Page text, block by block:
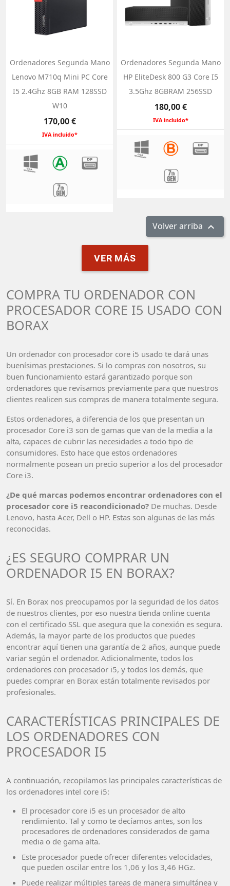
Ordenadores Segunda Mano
Lenovo M710q Mini PC Core
I5 2.4Ghz 8GB RAM 128SSD
W10
Precio
170,00 €
IVA incluido*
Ordenadores Segunda Mano
HP EliteDesk 800 G3 Core I5
3.5Ghz 8GBRAM 256SSD
Precio
180,00 €
IVA incluido*
Volver arriba 
VER MÁS
COMPRA TU ORDENADOR CON
PROCESADOR CORE I5 USADO CON
BORAX
Un ordenador con procesador core i5 usado te dará unas
buenísimas prestaciones. Si lo compras con nosotros, su
buen funcionamiento estará garantizado porque son
ordenadores que revisamos previamente para que nuestros
clientes realicen sus compras de manera totalmente segura.
Estos ordenadores, a diferencia de los que presentan un
procesador Core i3 son de gamas que van de la media a la
alta, capaces de cubrir las necesidades a todo tipo de
consumidores. Esto hace que estos ordenadores
normalmente posean un precio superior a los del procesador
Core i3.
¿De qué marcas podemos encontrar ordenadores con el
procesador core i5 reacondicionado? De muchas. Desde
Lenovo, hasta Acer, Dell o HP. Estas son algunas de las más
reconocidas.
¿ES SEGURO COMPRAR UN
ORDENADOR I5 EN BORAX?
Sí. En Borax nos preocupamos por la seguridad de los datos
de nuestros clientes, por eso nuestra tienda online cuenta
con el certificado SSL que asegura que la conexión es segura.
Además, la mayor parte de los productos que puedes
encontrar aquí tienen una garantía de 2 años, aunque puede
variar según el ordenador. Adicionalmente, todos los
ordenadores con procesador i5, y todos los demás, que
puedes comprar en Borax están totalmente revisados por
profesionales.
CARACTERÍSTICAS PRINCIPALES DE
LOS ORDENADORES CON
PROCESADOR I5
A continuación, recopilamos las principales características de
los ordenadores intel core i5:
El procesador core i5 es un procesador de alto
rendimiento. Tal y como te decíamos antes, son los
procesadores de ordenadores considerados de gama
media o de gama alta.
Este procesador puede ofrecer diferentes velocidades,
que pueden oscilar entre los 1,06 y los 3,46 HGz.
Puede realizar múltiples tareas de manera simultánea y